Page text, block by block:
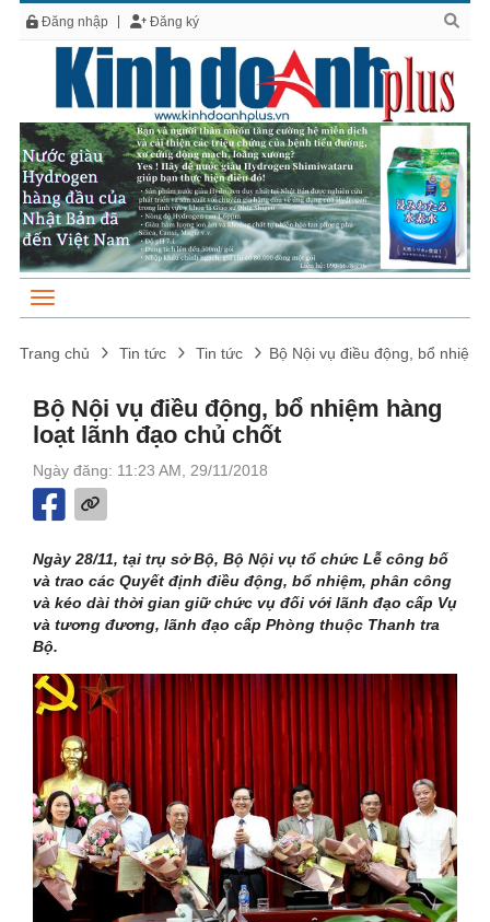
Đăng nhập Đăng ký
Trang chủ Tin tức Tin tức Bộ Nội vụ điều động, bổ
Bộ Nội vụ điều động, bổ nhiệm hàng
loạt lãnh đạo chủ chốt
Ngày đăng: 11:23 AM, 29/11/2018
Ngày 28/11, tại trụ sở Bộ, Bộ Nội vụ tổ chức Lễ công bố
và trao các Quyết định điều động, bổ nhiệm, phân công
và kéo dài thời gian giữ chức vụ đối với lãnh đạo cấp Vụ
và tương đương, lãnh đạo cấp Phòng thuộc Thanh tra
Bộ.